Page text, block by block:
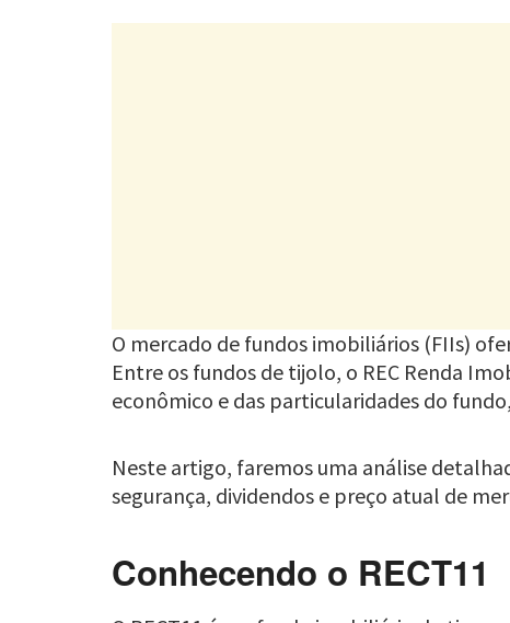
O mercado de fundos imobiliários (FIIs)
Entre os fundos de tijolo, o REC Renda
econômico e das particularidades do
Neste artigo, faremos uma análise
segurança, dividendos e preço atual de
Conhecendo o RECT11